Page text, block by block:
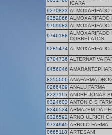
ICARA
9270833 ALMOXARIFADO
9352066 ALMOXARIFADO
9709983 ALMOXARIFADO
9746188 ALMOXARIFADO
CORRELATOS
9285474 ALMOXARIFADO
9704736 ALTERNATIVA
8456046
8250006 ANAFARMA
8266409 ANALU FARMA
8237115 ANDRE JONAS
8324603 ANTONIO S
8346534 ARMAZEM DA
8326592 ARNO ULRICH
9734945 ARROIO FARMA
0665118 ARTESANI